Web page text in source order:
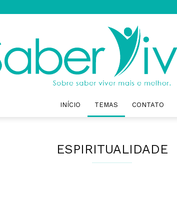
INÍCIO TEMAS CONTATO
ESPIRITUALIDADE